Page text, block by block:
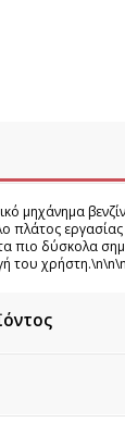
μηχάνημα
πλάτος εργασίας
πιο δύσκολα
του